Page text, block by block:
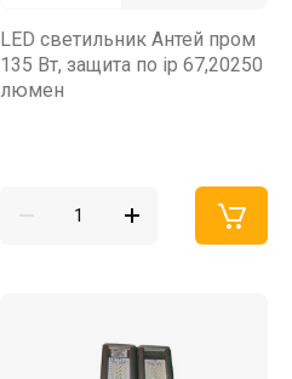
LED светильник Антей пром
135 Вт, защита по ip 67,20250
люмен